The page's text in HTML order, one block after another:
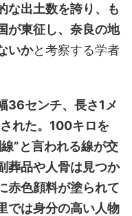
な出土数を誇り、も
が東征し、奈良の地
いかと考察する学者
36センチ、長さ1メ
れた。100キロを
”と言われる線が交
葬品や人骨は見つか
赤色顔料が塗られて
では身分の高い人物